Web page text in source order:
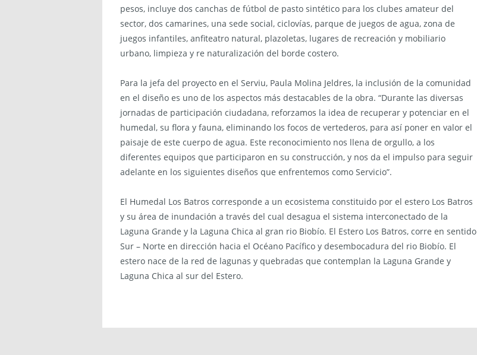
pesos, incluye dos canchas de fútbol de pasto sintético para los clubes amateur del
sector, dos camarines, una sede social, ciclovías, parque de juegos de agua, zona de
juegos infantiles, anfiteatro natural, plazoletas, lugares de recreación y mobiliario
urbano, limpieza y re naturalización del borde costero.
Para la jefa del proyecto en el Serviu, Paula Molina Jeldres, la inclusión de la comunidad
en el diseño es uno de los aspectos más destacables de la obra. “Durante las diversas
jornadas de participación ciudadana, reforzamos la idea de recuperar y potenciar en el
humedal, su flora y fauna, eliminando los focos de vertederos, para así poner en valor el
paisaje de este cuerpo de agua. Este reconocimiento nos llena de orgullo, a los
diferentes equipos que participaron en su construcción, y nos da el impulso para seguir
adelante en los siguientes diseños que enfrentemos como Servicio”.
El Humedal Los Batros corresponde a un ecosistema constituido por el estero Los Batros
y su área de inundación a través del cual desagua el sistema interconectado de la
Laguna Grande y la Laguna Chica al gran rio Biobío. El Estero Los Batros, corre en sentido
Sur – Norte en dirección hacia el Océano Pacífico y desembocadura del rio Biobío. El
estero nace de la red de lagunas y quebradas que contemplan la Laguna Grande y
Laguna Chica al sur del Estero.